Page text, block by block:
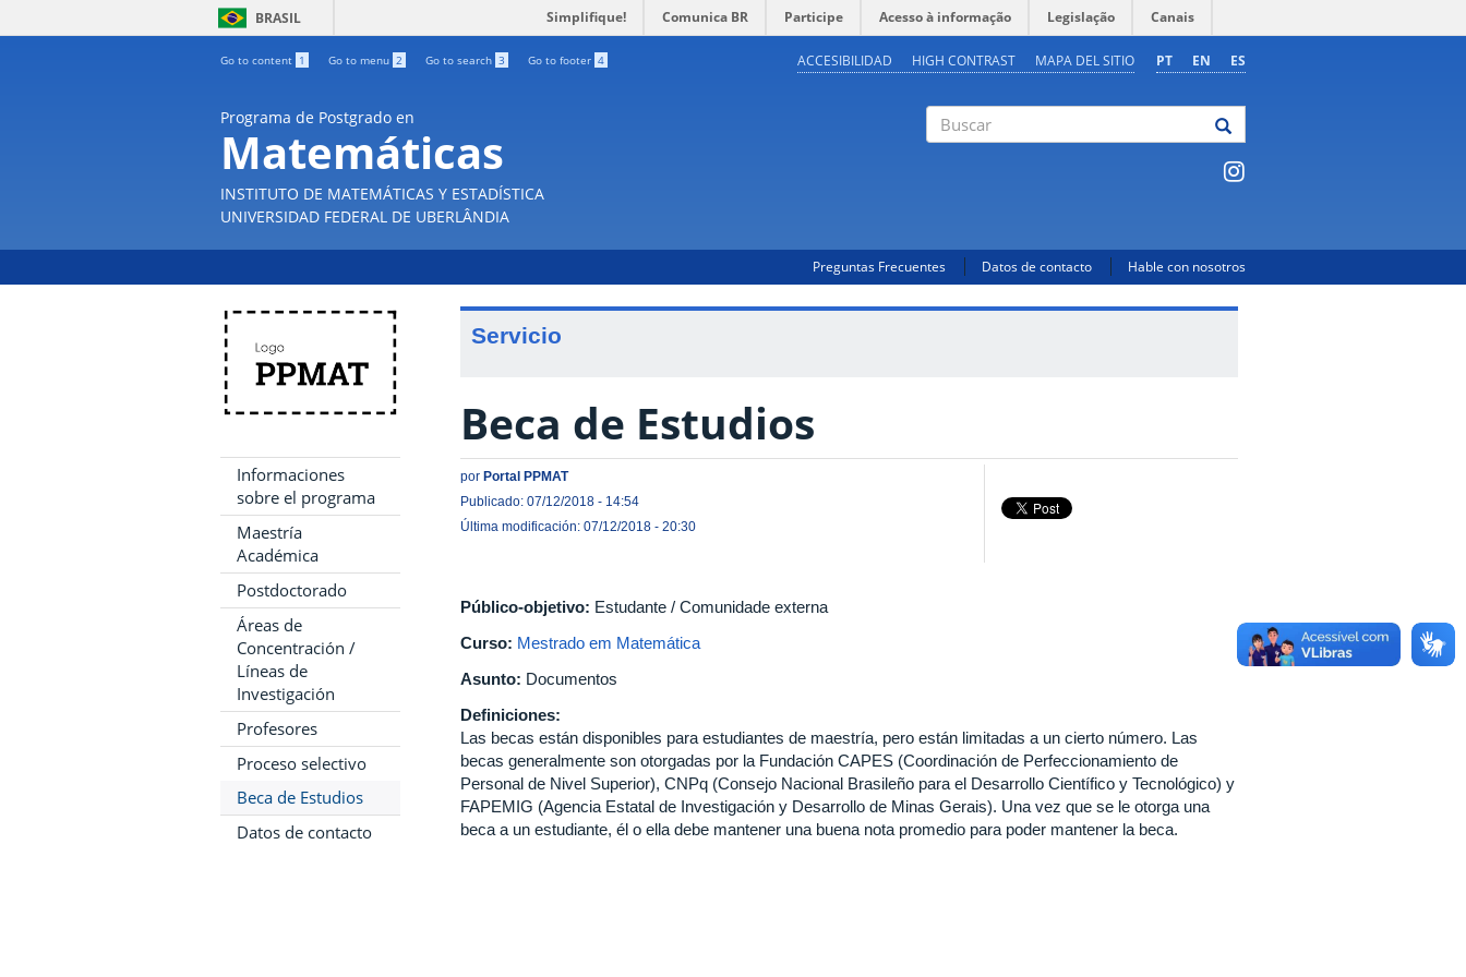
BRASIL Simplifique! Comunica BR Participe Acesso à informação Legislação Canais
Go to content 1 Go to menu 2 Go to search 3 Go to footer 4 PT EN ES
ACCESIBILIDAD HIGH CONTRAST MAPA DEL SITIO
Programa de Postgrado en
Matemáticas
INSTITUTO DE MATEMÁTICAS Y ESTADÍSTICA
UNIVERSIDAD FEDERAL DE UBERLÂNDIA
Preguntas Frecuentes Datos de contacto Hable con nosotros
Informaciones
sobre el programa
Maestría
Académica
Postdoctorado
Áreas de
Concentración /
Líneas de
Investigación
Profesores
Proceso selectivo
Beca de Estudios
Datos de contacto
Servicio
Beca de Estudios
por Portal PPMAT
Publicado: 07/12/2018 - 14:54
Última modificación: 07/12/2018 - 20:30
Público-objetivo: Estudante / Comunidade externa
Curso: Mestrado em Matemática
Asunto: Documentos
Definiciones:
Las becas están disponibles para estudiantes de maestría, pero están limitadas a un cierto número. Las
becas generalmente son otorgadas por la Fundación CAPES (Coordinación de Perfeccionamiento de
Personal de Nivel Superior), CNPq (Consejo Nacional Brasileño para el Desarrollo Científico y Tecnológico) y
FAPEMIG (Agencia Estatal de Investigación y Desarrollo de Minas Gerais). Una vez que se le otorga una
beca a un estudiante, él o ella debe mantener una buena nota promedio para poder mantener la beca.